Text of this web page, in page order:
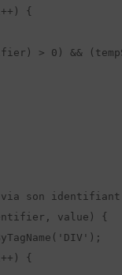
{
> 0) &&
via son
value) {
{